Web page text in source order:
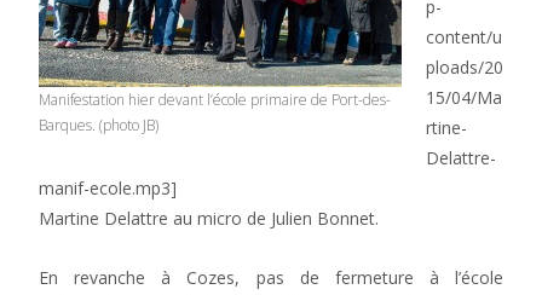
Manifestation hier devant l’école primaire de Port-des-
Barques. (photo JB)
p-
content/u
ploads/20
15/04/Ma
rtine-
Delattre-
manif-ecole.mp3]
Martine Delattre au micro de Julien Bonnet.
En revanche à Cozes, pas de fermeture à l’école